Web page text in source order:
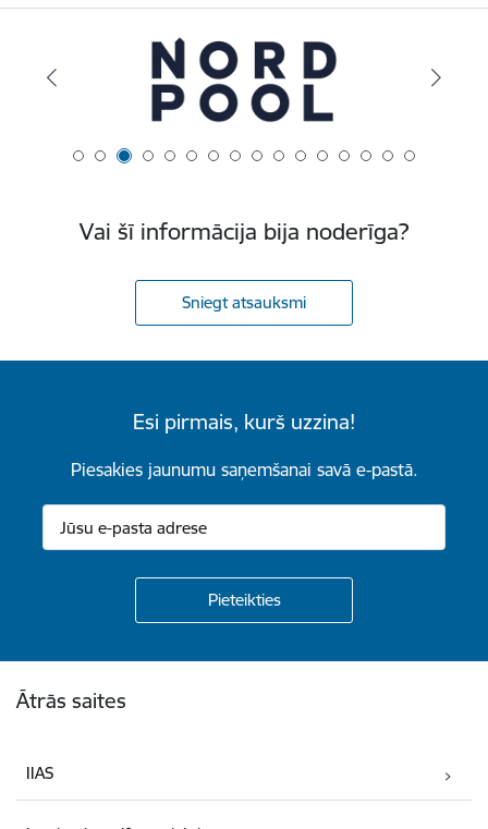
Vai šī informācija bija noderīga?
Sniegt atsauksmi
Esi pirmais, kurš uzzina!
Piesakies jaunumu saņemšanai savā e-pastā.
Ātrās saites
IIAS